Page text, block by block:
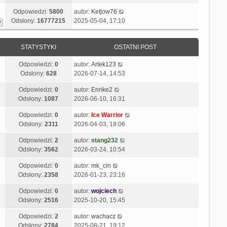
Odpowiedzi:5800
Odsłony:16777215
autor: Ketjow76
2025-05-04, 17:10
STATYSTYKI OSTATNI POST
Odpowiedzi: 0
Odsłony: 628
autor: Artek123
2026-07-14, 14:53
Odpowiedzi: 0
Odsłony:1087
autor: Enrike2
2026-06-10, 16:31
Odpowiedzi: 0
Odsłony: 2311
autor: Ice Warrior
2026-04-03, 18:06
Odpowiedzi: 2
Odsłony:3562
autor: stang232
2026-03-24, 10:54
Odpowiedzi: 0
Odsłony:2358
autor: mk_cin
2026-01-23, 23:16
Odpowiedzi: 0
Odsłony:2516
autor: wojciech
2025-10-20, 15:45
Odpowiedzi: 2
Odsłony:2784
autor: wachacz
2025-08-21, 19:12